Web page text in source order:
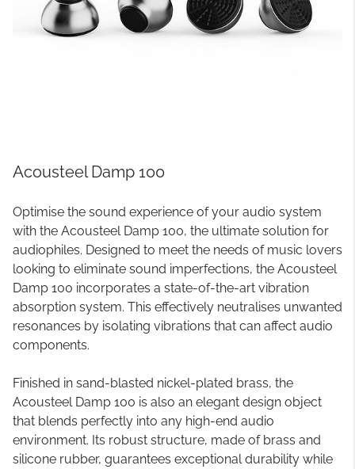
Acousteel Damp 100
Optimise the sound experience of your audio system
with the Acousteel Damp 100, the ultimate solution for
audiophiles. Designed to meet the needs of music lovers
looking to eliminate sound imperfections, the Acousteel
Damp 100 incorporates a state-of-the-art vibration
absorption system. This effectively neutralises unwanted
resonances by isolating vibrations that can affect audio
components.
Finished in sand-blasted nickel-plated brass, the
Acousteel Damp 100 is also an elegant design object
that blends perfectly into any high-end audio
environment. Its robust structure, made of brass and
silicone rubber, guarantees exceptional durability while